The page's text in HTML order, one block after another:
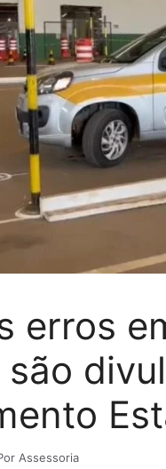
erros
Assessoria